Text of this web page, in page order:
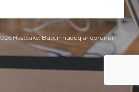
Hostcake. Bütün hüquqlar qorunur.